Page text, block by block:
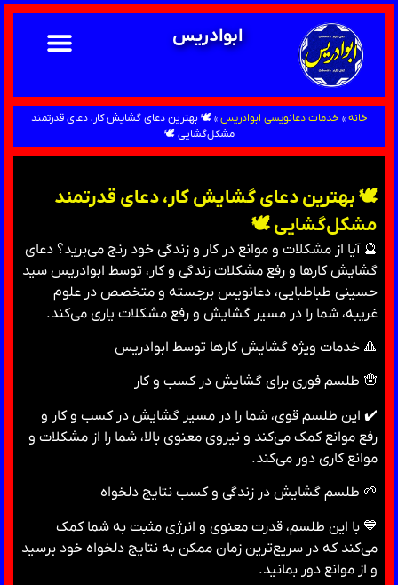
ابوادریس
خانه» خدمات دعانویسی ابوادریس»🕊 بهترین دعای گشایش کار، دعای قدرتمند
مشکل‌گشایی 🕊
🕊 بهترین دعای گشایش کار، دعای قدرتمند
مشکل‌گشایی 🕊
🔮 آیا از مشکلات و موانع در کار و زندگی خود رنج می‌برید؟ دعای
گشایش کارها و رفع مشکلات زندگی و کار، توسط ابوادریس سید
حسینی طباطبایی، دعانویس برجسته و متخصص در علوم
غریبه، شما را در مسیر گشایش و رفع مشکلات یاری می‌کند.
🔺 خدمات ویژه گشایش کارها توسط ابوادریس
🪬 طلسم فوری برای گشایش در کسب و کار
✔️ این طلسم قوی، شما را در مسیر گشایش در کسب و کار و
رفع موانع کمک می‌کند و نیروی معنوی بالا، شما را از مشکلات و
موانع کاری دور می‌کند.
🌱 طلسم گشایش در زندگی و کسب نتایج دلخواه
💙 با این طلسم، قدرت معنوی و انرژی مثبت به شما کمک
می‌کند که در سریع‌ترین زمان ممکن به نتایج دلخواه خود برسید
و از موانع دور بمانید.